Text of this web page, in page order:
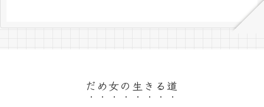
だめ女の生きる道